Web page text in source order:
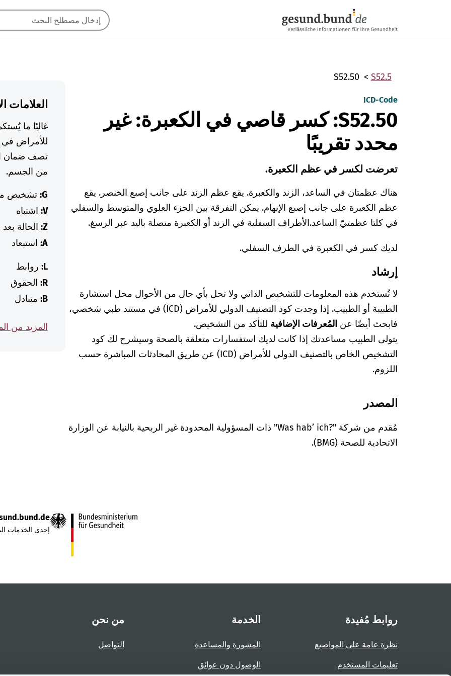
S52.5
S52.50
ICD-Code
S52.50: كسر قاصي في الكعبرة: غير
محدد تقريبًا
تعرضت لكسر في عظم الكعبرة.
هناك عظمتان في الساعد، الزند والكعبرة. يقع عظم الزند على جانب إصبع الخنصر. يقع
عظم الكعبرة على جانب إصبع الإبهام. يمكن التفرقة بين الجزء العلوي والمتوسط والسفلي
في كلتا عظمتيّ الساعد.الأطراف السفلية في الزند أو الكعبرة متصلة باليد عبر الرسغ.
لديك كسر في الكعبرة في الطرف السفلي.
إرشاد
لا تُستخدم هذه المعلومات للتشخيص الذاتي ولا تحل بأي حال من الأحوال محل استشارة
الطبيبة أو الطبيب. إذا وجدت كود التصنيف الدولي للأمراض (ICD) في مستند طبي شخصي،
فابحث أيضًا عن المُعرفات الإضافية للتأكد من التشخيص.
يتولى الطبيب مساعدتك إذا كانت لديك استفسارات متعلقة بالصحة وسيشرح لك كود
التشخيص الخاص بالتصنيف الدولي للأمراض (ICD) عن طريق المحادثات المباشرة حسب
اللزوم.
المصدر
مُقدم من شركة "Was hab’ ich?‎" ذات المسؤولية المحدودة غير الربحية بالنيابة عن الوزارة
الاتحادية للصحة (BMG).
العلامات
غالبًا ما
للأمراض في
تصف ضمان
من الجسم.
G: تشخيص
V: اشتباه
Z: الحالة بعد
A: استبعاد
L: روابط
R: الحقوق
B: متبادل
المزيد من
إحدى الخدمات
روابط مُفيدة
نظرة عامة على المواضيع
تعليمات المستخدم
الخدمة
المشورة والمساعدة
الوصول دون عوائق
من نحن
التواصل